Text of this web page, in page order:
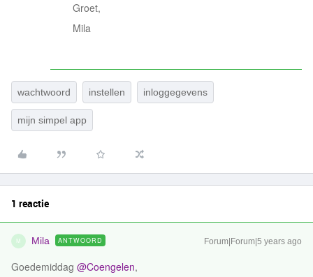
Groet,
Mila
wachtwoord instellen inloggegevens
mijn simpel app
1 reactie
M Mila ANTWOORD Forum|Forum|5 years ago
Goedemiddag @Coengelen,